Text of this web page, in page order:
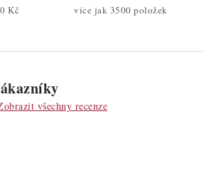
Kč více jak 3500 položek
všechny recenze